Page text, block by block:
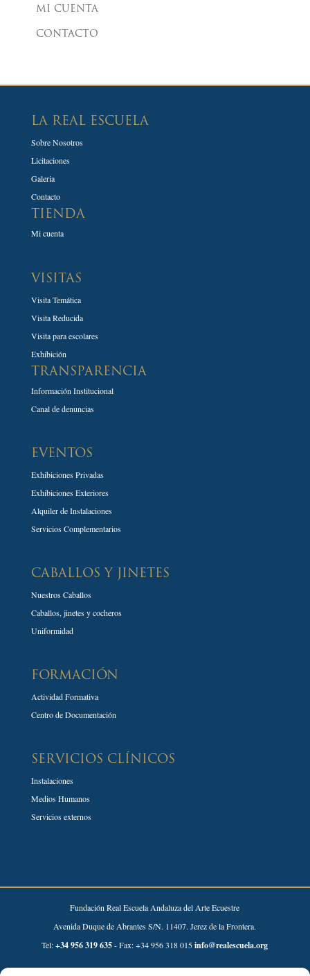
MI CUENTA
CONTACTO
LA REAL ESCUELA
Sobre Nosotros
Licitaciones
Galeria
Contacto
TIENDA
Mi cuenta
VISITAS
Visita Temática
Visita Reducida
Visita para escolares
Exhibición
TRANSPARENCIA
Información Institucional
Canal de denuncias
EVENTOS
Exhibiciones Privadas
Exhibiciones Exteriores
Alquiler de Instalaciones
Servicios Complementarios
CABALLOS Y JINETES
Nuestros Caballos
Caballos, jinetes y cocheros
Uniformidad
FORMACIÓN
Actividad Formativa
Centro de Documentación
SERVICIOS CLÍNICOS
Instalaciones
Medios Humanos
Servicios externos
Fundación Real Escuela Andaluza del Arte Ecuestre
Avenida Duque de Abrantes S/N. 11407. Jerez de la Frontera.
Tel:+34 956 319 635- Fax: +34 956 318 015info@realescuela.org
Desarrollado por: